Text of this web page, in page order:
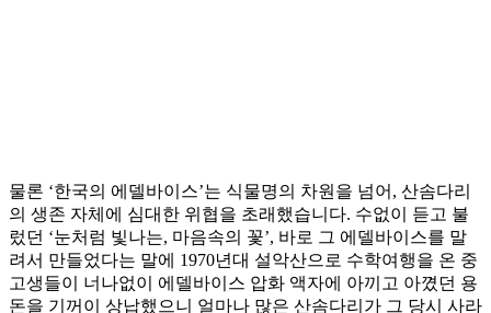
물론 ‘한국의 에델바이스’는 식물명의 차원을 넘어, 산솜다리
의 생존 자체에 심대한 위협을 초래했습니다. 수없이 듣고 불
렀던 ‘눈처럼 빛나는, 마음속의 꽃’, 바로 그 에델바이스를 말
려서 만들었다는 말에 1970년대 설악산으로 수학여행을 온 중
고생들이 너나없이 에델바이스 압화 액자에 아끼고 아꼈던 용
돈을 기꺼이 상납했으니 얼마나 많은 산솜다리가 그 당시 사라